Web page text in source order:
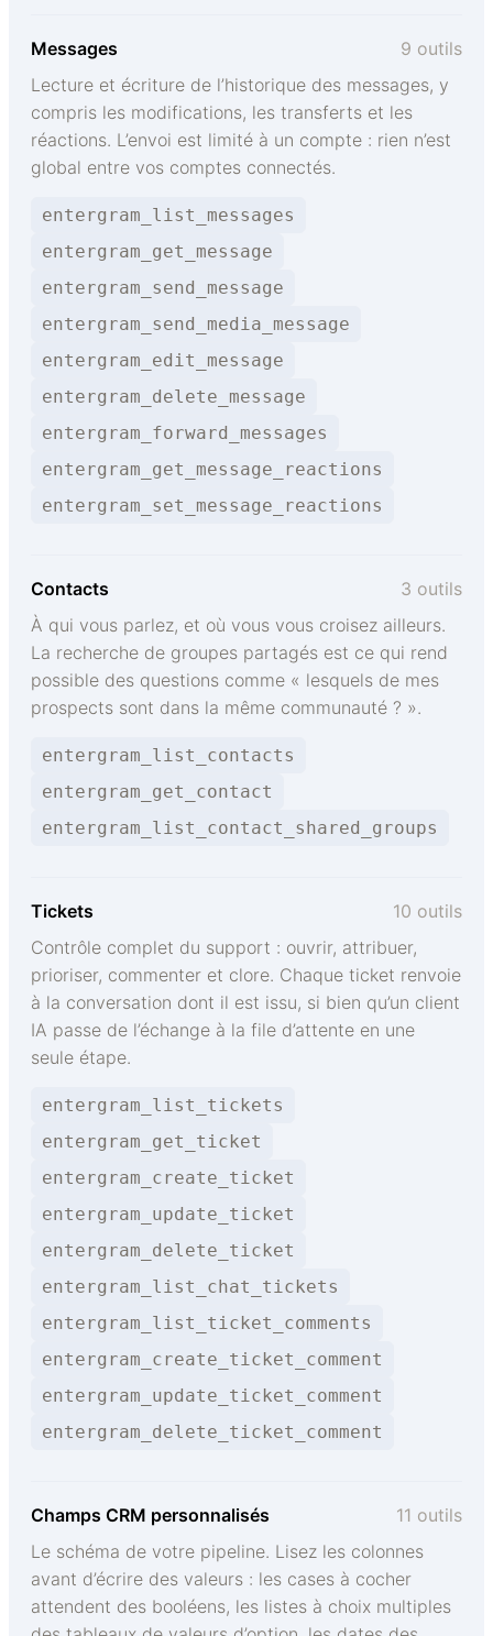
Messages
9 outils
Lecture et écriture de l’historique des messages, y
compris les modifications, les transferts et les
réactions. L’envoi est limité à un compte : rien n’est
global entre vos comptes connectés.
entergram_list_messages
entergram_get_message
entergram_send_message
entergram_send_media_message
entergram_edit_message
entergram_delete_message
entergram_forward_messages
entergram_get_message_reactions
entergram_set_message_reactions
Contacts
3 outils
À qui vous parlez, et où vous vous croisez ailleurs.
La recherche de groupes partagés est ce qui rend
possible des questions comme « lesquels de mes
prospects sont dans la même communauté ? ».
entergram_list_contacts
entergram_get_contact
entergram_list_contact_shared_groups
Tickets
10 outils
Contrôle complet du support : ouvrir, attribuer,
prioriser, commenter et clore. Chaque ticket renvoie
à la conversation dont il est issu, si bien qu’un client
IA passe de l’échange à la file d’attente en une
seule étape.
entergram_list_tickets
entergram_get_ticket
entergram_create_ticket
entergram_update_ticket
entergram_delete_ticket
entergram_list_chat_tickets
entergram_list_ticket_comments
entergram_create_ticket_comment
entergram_update_ticket_comment
entergram_delete_ticket_comment
Champs CRM personnalisés
11 outils
Le schéma de votre pipeline. Lisez les colonnes
avant d’écrire des valeurs : les cases à cocher
attendent des booléens, les listes à choix multiples